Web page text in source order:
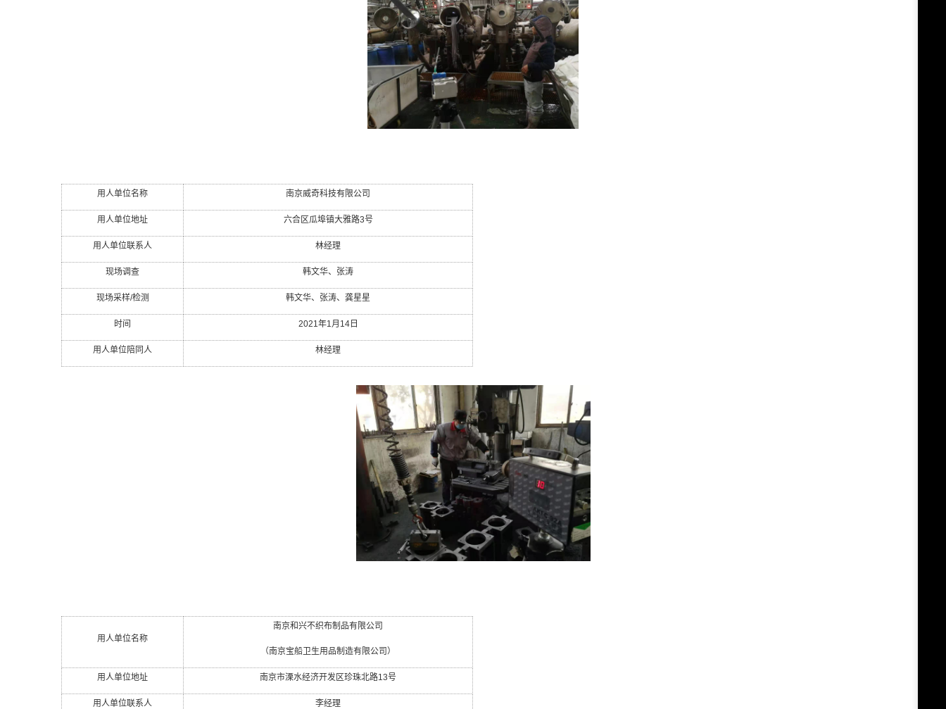
用人单位名称 南京威奇科技有限公司
用人单位地址 六合区瓜埠镇大雅路3号
用人单位联系人 林经理
现场调查 韩文华、张涛
现场采样/检测 韩文华、张涛、龚星星
时间 2021年1月 14日
用人单位陪同人 林经理
用人单位名称
南京和兴不织布制品有限公司
（南京宝船卫生用品制造有限公司）
用人单位地址 南京市溧水经济开发区珍珠北路13号
用人单位联系人 李经理